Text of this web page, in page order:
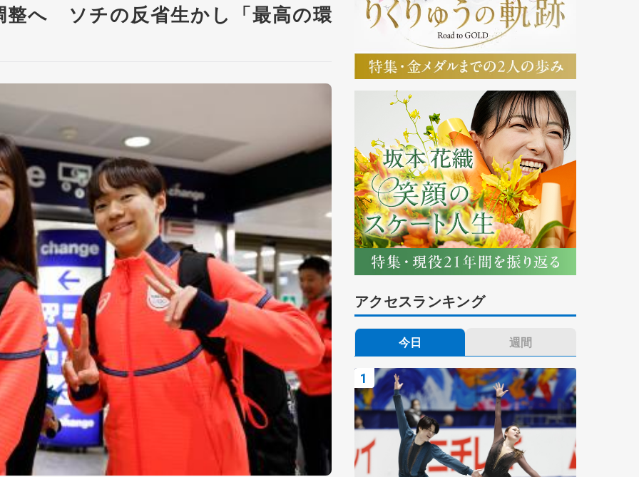
整へ ソチの反省生かし「最高の環
アクセスランキング
今日 週間